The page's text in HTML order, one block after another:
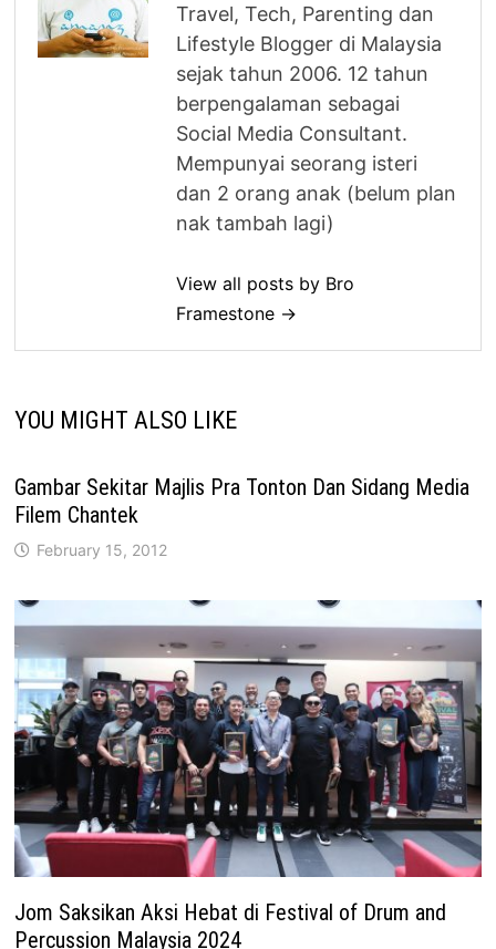
Travel, Tech, Parenting dan
Lifestyle Blogger di Malaysia
sejak tahun 2006. 12 tahun
berpengalaman sebagai
Social Media Consultant.
Mempunyai seorang isteri
dan 2 orang anak (belum plan
nak tambah lagi)
View all posts by Bro
Framestone →
YOU MIGHT ALSO LIKE
Gambar Sekitar Majlis Pra Tonton Dan Sidang Media
Filem Chantek
February 15, 2012
Jom Saksikan Aksi Hebat di Festival of Drum and
Percussion Malaysia 2024